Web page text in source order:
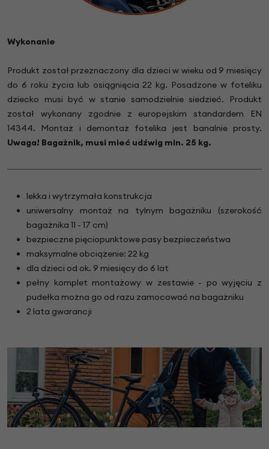
Wykonanie
Produkt został przeznaczony dla dzieci w wieku od 9 miesięcy
do 6 roku życia lub osiągnięcia 22 kg. Posadzone w foteliku
dziecko musi być w stanie samodzielnie siedzieć. Produkt
został wykonany zgodnie z europejskim standardem EN
14344. Montaż i demontaż fotelika jest banalnie prosty.
Uwaga! Bagażnik, musi mieć udźwig min. 25 kg.
lekka i wytrzymała konstrukcja
uniwersalny montaż na tylnym bagażniku (szerokość
bagażnika 11 - 17 cm)
bezpieczne pięciopunktowe pasy bezpieczeństwa
maksymalne obciążenie: 22 kg
dla dzieci od ok. 9 miesięcy do 6 lat
pełny komplet montażowy w zestawie - po wyjęciu z
pudełka można go od razu zamocować na bagażniku
2 lata gwarancji